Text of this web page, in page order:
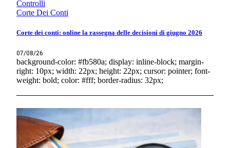
Controlli
Corte Dei Conti
Corte dei conti: online la rassegna delle decisioni di giugno 2026
07/08/26
background-color: #fb580a; display: inline-block; margin-
right: 10px; width: 22px; height: 22px; cursor: pointer; font-
weight: bold; color: #fff; border-radius: 32px;